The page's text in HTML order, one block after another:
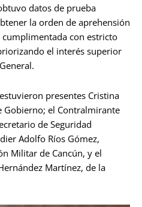
datos de prueba
la orden de aprehensión
con estricto
el interés superior
presentes Cristina
Gobierno; el Contralmirante
de Seguridad
Adolfo Ríos Gómez,
Militar de Cancún, y el
Martínez, de la